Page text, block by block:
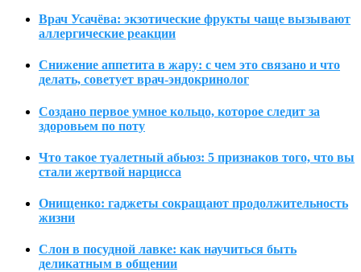
Врач Усачёва: экзотические фрукты чаще вызывают
аллергические реакции
Снижение аппетита в жару: с чем это связано и что
делать, советует врач-эндокринолог
Создано первое умное кольцо, которое следит за
здоровьем по поту
Что такое туалетный абьюз: 5 признаков того, что вы
стали жертвой нарцисса
Онищенко: гаджеты сокращают продолжительность
жизни
Слон в посудной лавке: как научиться быть
деликатным в общении